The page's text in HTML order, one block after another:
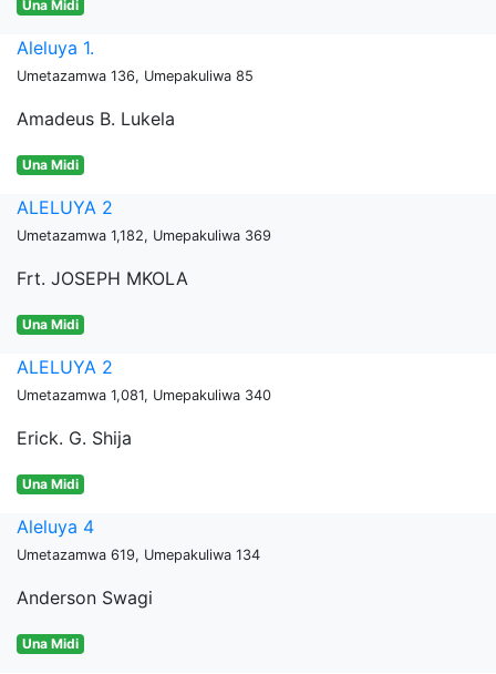
Una Midi
Aleluya 1.
Umetazamwa 136, Umepakuliwa 85
Amadeus B. Lukela
Una Midi
ALELUYA 2
Umetazamwa 1,182, Umepakuliwa 369
Frt. JOSEPH MKOLA
Una Midi
ALELUYA 2
Umetazamwa 1,081, Umepakuliwa 340
Erick. G. Shija
Una Midi
Aleluya 4
Umetazamwa 619, Umepakuliwa 134
Anderson Swagi
Una Midi